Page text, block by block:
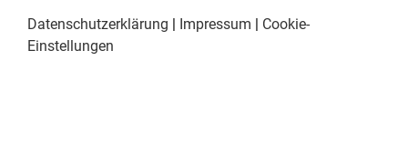
Datenschutzerklärung Impressum
Cookie-
Einstellungen